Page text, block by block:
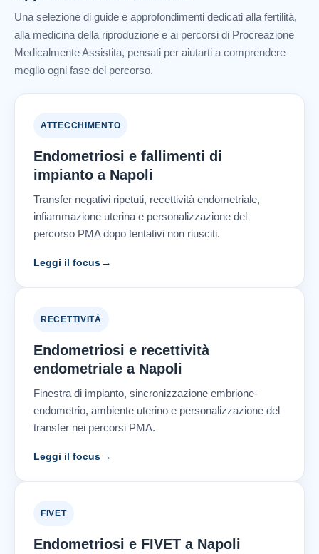
Una selezione di guide e approfondimenti dedicati alla fertilità,
alla medicina della riproduzione e ai percorsi di Procreazione
Medicalmente Assistita, pensati per aiutarti a comprendere
meglio ogni fase del percorso.
ATTECCHIMENTO
Endometriosi e fallimenti di
impianto a Napoli
Transfer negativi ripetuti, recettività endometriale,
infiammazione uterina e personalizzazione del
percorso PMA dopo tentativi non riusciti.
Leggi il focus→
RECETTIVITÀ
Endometriosi e recettività
endometriale a Napoli
Finestra di impianto, sincronizzazione embrione-
endometrio, ambiente uterino e personalizzazione del
transfer nei percorsi PMA.
Leggi il focus→
FIVET
Endometriosi e FIVET a Napoli